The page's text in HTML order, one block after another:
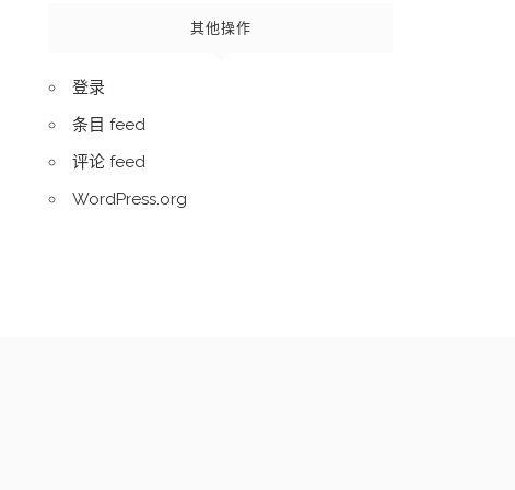
其他操作
登录
条目 feed
评论 feed
WordPress.org